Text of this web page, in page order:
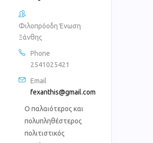
Φιλοπρόοδη Ένωση
Ξάνθης
Phone
2541025421
Email
fexanthis@gmail.com
Ο παλαιότερος και
πολυπληθέστερος
πολιτιστικός